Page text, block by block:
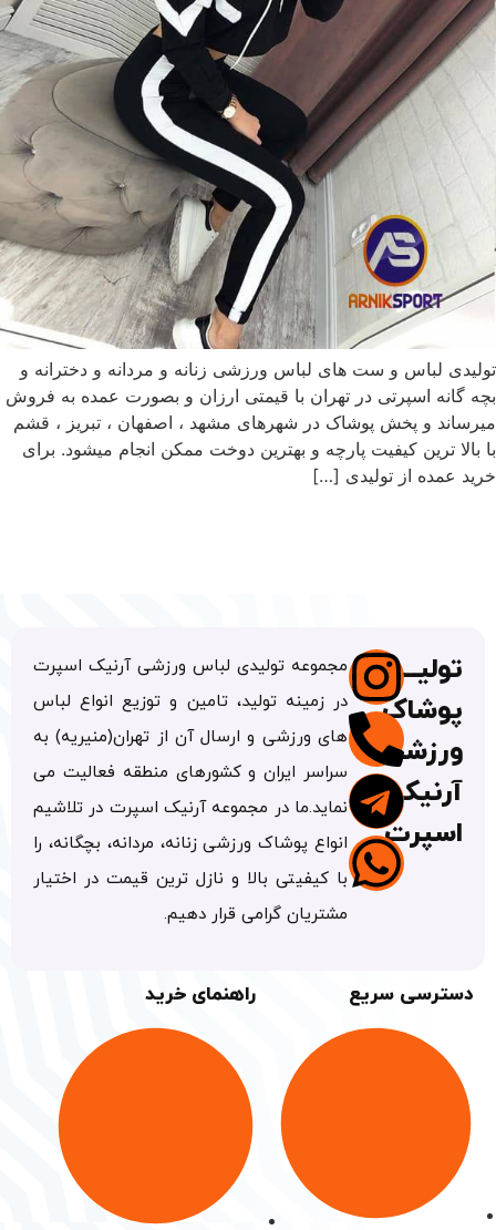
تولیدی لباس و ست های لباس ورزشی زنانه و مردانه و دخترانه و
بچه گانه اسپرتی در تهران با قیمتی ارزان و بصورت عمده به فروش
میرساند و پخش پوشاک در شهرهای مشهد ، اصفهان ، تبریز ، قشم
با بالا ترین کیفیت پارچه و بهترین دوخت ممکن انجام میشود. برای
خرید عمده از تولیدی […]
تولیــدی
پوشاک
ورزشی
آرنیک
اسپرت
مجموعه تولیدی لباس ورزشی آرنیک اسپرت
در زمینه تولید، تامین و توزیع انواع لباس
های ورزشی و ارسال آن از تهران(منیریه) به
سراسر ایران و کشورهای منطقه فعالیت می
نماید.ما در مجموعه آرنیک اسپرت در تلاشیم
انواع پوشاک ورزشی زنانه، مردانه، بچگانه، را
با کیفیتی بالا و نازل ترین قیمت در اختیار
مشتریان گرامی قرار دهیم.
دسترسی سریع راهنمای خرید